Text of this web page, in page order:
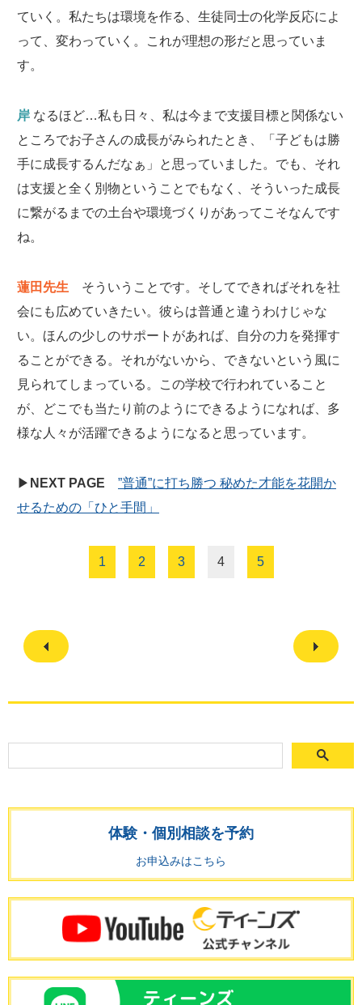
ていく。私たちは環境を作る、生徒同士の化学反応によ
って、変わっていく。これが理想の形だと思っていま
す。
岸 なるほど…私も日々、私は今まで支援目標と関係ない
ところでお子さんの成長がみられたとき、「子どもは勝
手に成長するんだなぁ」と思っていました。でも、それ
は支援と全く別物ということでもなく、そういった成長
に繋がるまでの土台や環境づくりがあってこそなんです
ね。
蓮田先生
そういうことです。そしてできればそれを社
会にも広めていきたい。彼らは普通と違うわけじゃな
い。ほんの少しのサポートがあれば、自分の力を発揮す
ることができる。それがないから、できないという風に
見られてしまっている。この学校で行われていること
が、どこでも当たり前のようにできるようになれば、多
様な人々が活躍できるようになると思っています。
▶ NEXT PAGE
”普通”に打ち勝つ 秘めた才能を花開か
せるための「ひと手間」
1 2 3 4 5
体験・個別相談を予約
お申込みはこちら